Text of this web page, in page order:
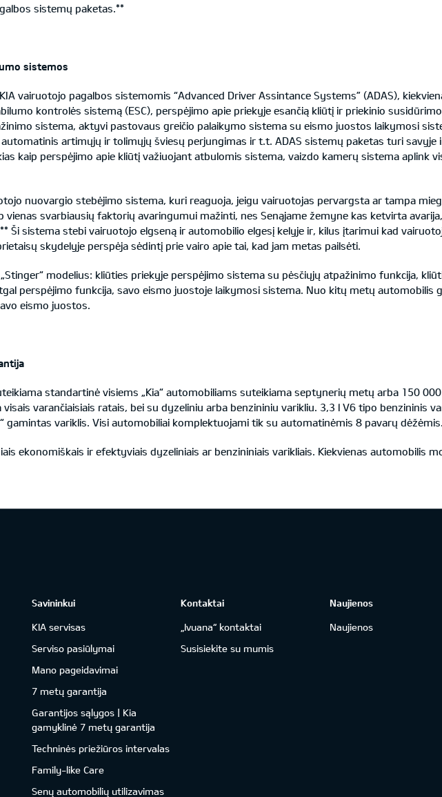
sistemų paketas.**
sistemos
vairuotojo pagalbos sistemomis “Advanced Driver Assintance Systems” (ADAS),
kontrolės sistemą (ESC), perspėjimo apie priekyje esančią kliūtį ir priekinio
sistema, aktyvi pastovaus greičio palaikymo sistema su eismo juostos laikymosi
artimųjų ir tolimųjų šviesų perjungimas ir t.t. ADAS sistemų paketas turi savyje
kaip perspėjimo apie kliūtį važiuojant atbulomis sistema, vaizdo kamerų sistema aplink
nuovargio stebėjimo sistema, kuri reaguoja, jeigu vairuotojas pervargsta ar tampa
svarbiausių faktorių avaringumui mažinti, nes Senąjame žemyne kas ketvirta
Ši sistema stebi vairuotojo elgseną ir automobilio elgesį kelyje ir, kilus įtarimui kad
skydelyje perspėja sėdintį prie vairo apie tai, kad jam metas pailsėti.
modelius: kliūties priekyje perspėjimo sistema su pėsčiųjų atpažinimo funkcija,
perspėjimo funkcija, savo eismo juostoje laikymosi sistema. Nuo kitų metų automobilis
eismo juostos.
standartinė visiems „Kia“ automobiliams suteikiama septynerių metų arba 150
varančiaisiais ratais, bei su dyzeliniu arba benzininiu varikliu. 3,3 l V6 tipo benzininis
gamintas variklis. Visi automobiliai komplektuojami tik su automatinėmis 8 pavarų dėžėmis.
ekonomiškais ir efektyviais dyzeliniais ar benzininiais varikliais. Kiekvienas automobilis
Savininkui
KIA servisas
Serviso pasiūlymai
Mano pageidavimai
7 metų garantija
Garantijos sąlygos | Kia
gamyklinė 7 metų garantija
Techninės priežiūros intervalas
Family-like Care
Senų automobilių utilizavimas
Kontaktai
„Ivuana“ kontaktai
Susisiekite su mumis
Naujienos
Naujienos